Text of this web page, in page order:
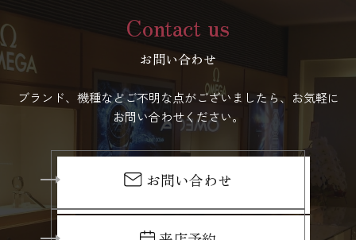
お問い合わせ
ブランド、機種などご不明な点がございましたら、お気軽に
お問い合わせください。
お問い合わせ
来店予約